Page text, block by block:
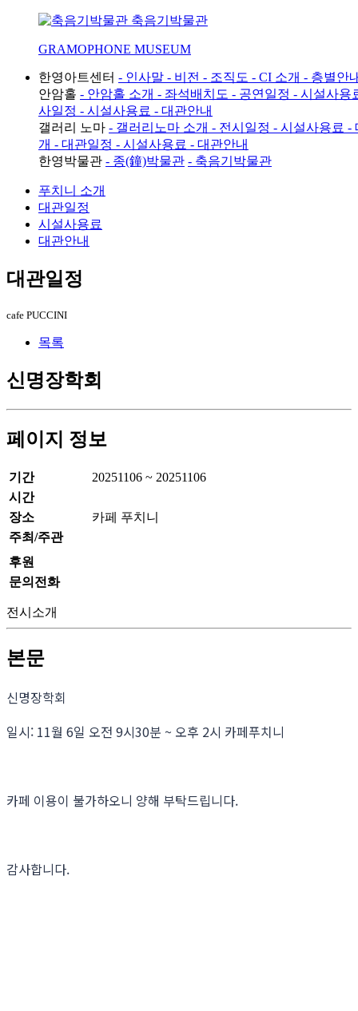
축음기박물관
GRAMOPHONE MUSEUM
한영아트센터 - 인사말 - 비전 - 조직도 - CI 소개 - 층별안
안암홀 - 안암홀 소개 - 좌석배치도 - 공연일정 - 시설사용
사일정 - 시설사용료 - 대관안내
갤러리 노마 - 갤러리노마 소개 - 전시일정 - 시설사용료 -
개 - 대관일정 - 시설사용료 - 대관안내
한영박물관 - 종(鐘)박물관 - 축음기박물관
푸치니 소개
대관일정
시설사용료
대관안내
대관일정
cafe PUCCINI
목록
신명장학회
페이지 정보
기간
20251106 ~ 20251106
시간
장소
카페 푸치니
주최/주관
후원
문의전화
전시소개
본문
신명장학회
일시: 11월 6일 오전 9시30분 ~ 오후 2시 카페푸치니
카페 이용이 불가하오니 양해 부탁드립니다.
감사합니다.